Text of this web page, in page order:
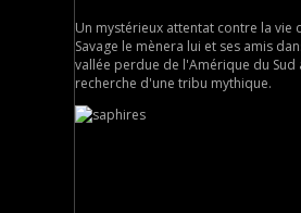
Un mystérieux attentat contre la vie
Savage le mènera lui et ses amis
vallée perdue de l'Amérique du Sud
recherche d'une tribu mythique.